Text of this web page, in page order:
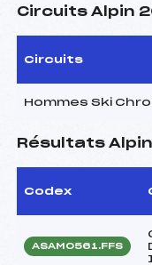
Circuits Alpin
Circuits
Hommes Ski
Résultats
Codex
ASAM0561.FFS